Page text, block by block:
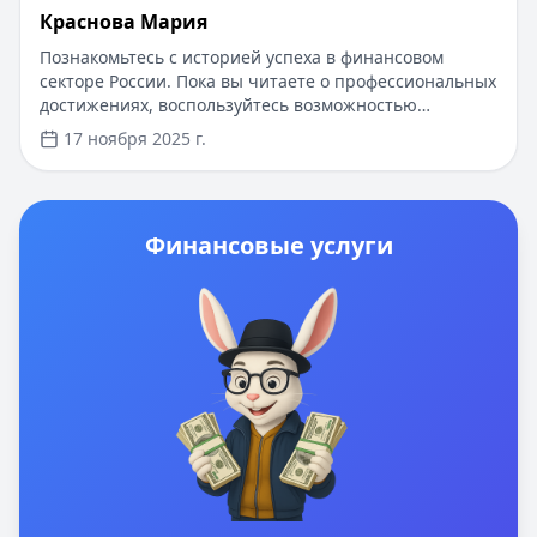
Краснова Мария
Познакомьтесь с историей успеха в финансовом
секторе России. Пока вы читаете о профессиональных
достижениях, воспользуйтесь возможностью
получить кредит до 30 000 рублей всего за 15 минут!
Первый заём под 0%, одобрение за 5 минут, без
справок о доходах и лишних документов. Онлайн-
заявка доступна 24/7 - просто загрузите паспорт и
17 ноября 2025 г.
Финансовые услуги